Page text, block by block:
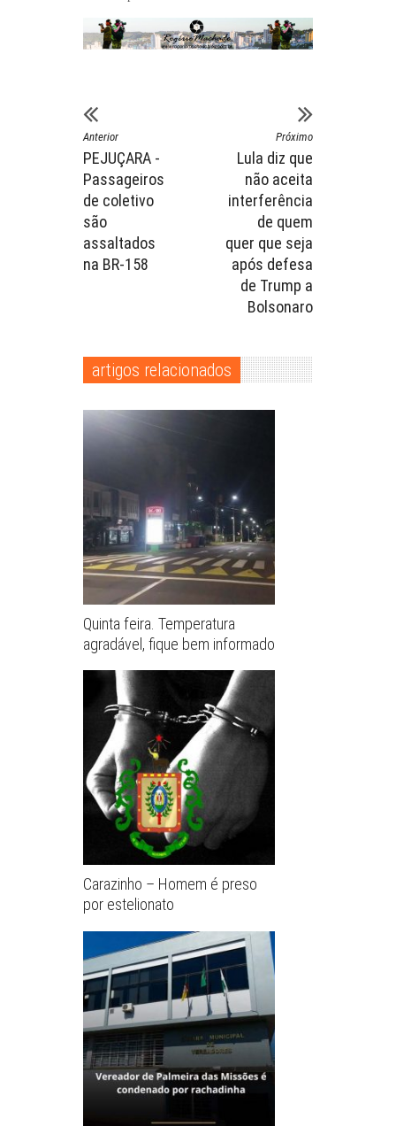
Anterior
PEJUÇARA -
Passageiros
de coletivo
são
assaltados
na BR-158
Próximo
Lula diz que
não aceita
interferência
de quem
quer que seja
após defesa
de Trump a
Bolsonaro
artigos relacionados
Quinta feira. Temperatura
agradável, fique bem informado
Carazinho – Homem é preso
por estelionato